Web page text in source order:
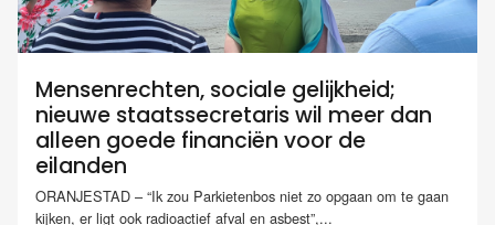
Mensenrechten, sociale gelijkheid;
nieuwe staatssecretaris wil meer dan
alleen goede financiën voor de
eilanden
ORANJESTAD – “Ik zou Parkietenbos niet zo opgaan om te gaan
kijken, er ligt ook radioactief afval en asbest”,...